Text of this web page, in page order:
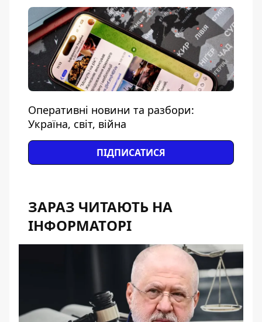
Оперативні новини та разбори:
Україна, світ, війна
ПІДПИСАТИСЯ
ЗАРАЗ ЧИТАЮТЬ НА
ІНФОРМАТОРІ